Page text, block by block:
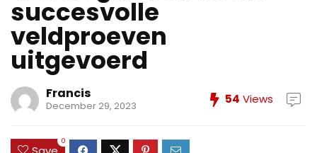
succesvolle
veldproeven
uitgevoerd
Francis
December 29, 2023 54 Views
0